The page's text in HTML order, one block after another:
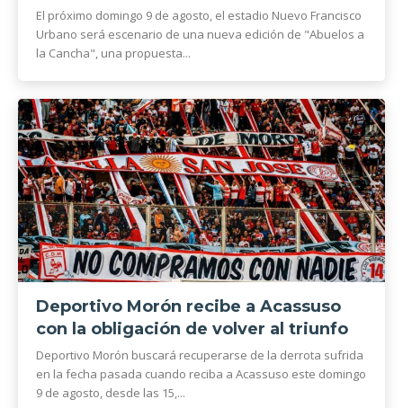
El próximo domingo 9 de agosto, el estadio Nuevo Francisco
Urbano será escenario de una nueva edición de "Abuelos a
la Cancha", una propuesta...
Deportivo Morón recibe a Acassuso
con la obligación de volver al triunfo
Deportivo Morón buscará recuperarse de la derrota sufrida
en la fecha pasada cuando reciba a Acassuso este domingo
9 de agosto, desde las 15,...